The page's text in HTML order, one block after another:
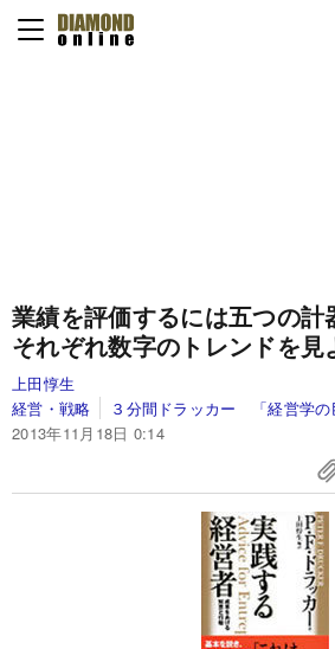
業績を評価するには五つの計
それぞれ数字のトレンドを見
上田惇生
経営・戦略
３分間ドラッカー 「経営学の
2013年11月18日 0:14